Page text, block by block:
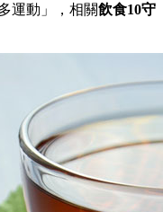
運動」，相關飲食10守